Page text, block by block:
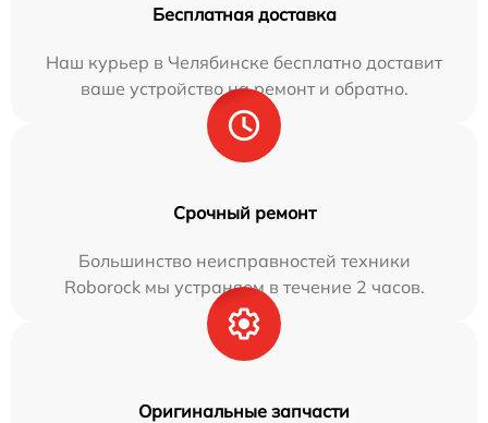
Бесплатная доставка
Наш курьер в Челябинске бесплатно доставит
ваше устройство на ремонт и обратно.
Срочный ремонт
Большинство неисправностей техники
Roborock мы устраняем в течение 2 часов.
Оригинальные запчасти